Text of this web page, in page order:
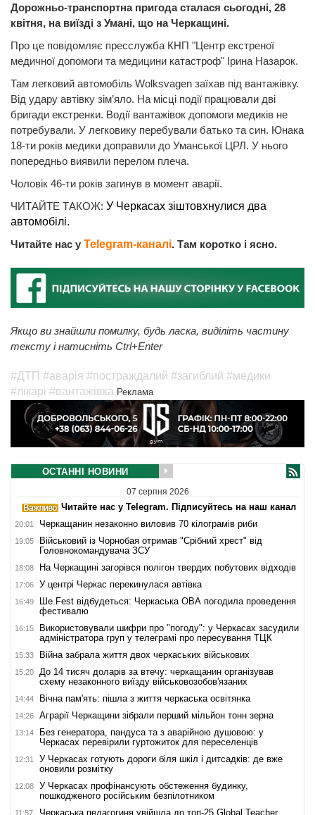
Дорожньо-транспортна пригода сталася сьогодні, 28
квітня, на виїзді з Умані, що на Черкащині.
Про це повідомляє пресслужба КНП "Центр екстреної
медичної допомоги та медицини катастроф" Ірина Назарок.
Там легковий автомобіль Wolksvagen заїхав під вантажівку.
Від удару автівку зім’яло. На місці події працювали дві
бригади екстренки. Водії вантажівок допомоги медиків не
потребували. У легковику перебували батько та син. Юнака
18-ти років медики доправили до Уманської ЦРЛ. У нього
попередньо виявили перелом плеча.
Чоловік 46-ти років загинув в момент аварії.
ЧИТАЙТЕ ТАКОЖ: У Черкасах зіштовхнулися два
автомобілі.
Читайте нас у Telegram-каналі. Там коротко і ясно.
Якщо ви знайшли помилку, будь ласка, виділіть частину
тексту і натисніть Ctrl+Enter
#ДТП #аварія #постраждалий #загиблий #медики
#лікарі #вантажівка Реклама
ОСТАННІ НОВИНИ
07 серпня 2026
Читайте нас у Telegram. Підписуйтесь на наш канал
20:01 Черкащанин незаконно виловив 70 кілограмів риби
19:05
Військовий із Чорнобая отримав "Срібний хрест" від
Головнокомандувача ЗСУ
18:08 На Черкащині загорівся полігон твердих побутових відходів
17:06 У центрі Черкас перекинулася автівка
16:49
Ше.Fest відбудеться: Черкаська ОВА погодила проведення
фестивалю
16:15
Використовували шифри про "погоду": у Черкасах засудили
адміністратора груп у телеграмі про пересування ТЦК
15:33 Війна забрала життя двох черкаських військових
15:20
До 14 тисяч доларів за втечу: черкащанин організував
схему незаконного виїзду військовозобов'язаних
14:44 Вічна пам'ять: пішла з життя черкаська освітянка
14:26 Аграрії Черкащини зібрали перший мільйон тонн зерна
13:14
Без генератора, пандуса та з аварійною душовою: у
Черкасах перевірили гуртожиток для переселенців
12:31
У Черкасах готують дороги біля шкіл і дитсадків: де вже
оновили розмітку
12:08
У Черкасах профінансують обстеження будинку,
пошкодженого російським безпілотником
11:57 Черкаська педагогиня увійшла до топ-25 Global Teacher